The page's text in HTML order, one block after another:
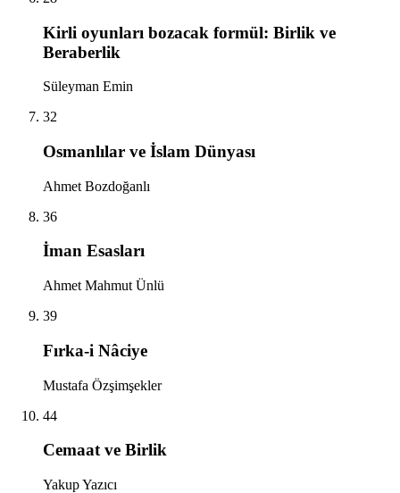
Kirli oyunları bozacak formül: Birlik ve
Beraberlik
Süleyman Emin
32
Osmanlılar ve İslam Dünyası
Ahmet Bozdoğanlı
36
İman Esasları
Ahmet Mahmut Ünlü
39
Fırka-i Nâciye
Mustafa Özşimşekler
44
Cemaat ve Birlik
Yakup Yazıcı